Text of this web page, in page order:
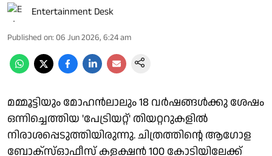
Entertainment Desk
Published on: 06 Jun 2026, 6:24 am
മമ്മൂട്ടിയും മോഹൻലാലും 18 വർഷങ്ങൾക്കു ശേഷം
ഒന്നിച്ചെത്തിയ 'പേട്രിയറ്റ്' തിയറ്ററുകളിൽ
നിരാശപ്പെടുത്തിയിരുന്നു. ചിത്രത്തിന്റെ ആഗോള
ബോക്‌സ്ഓഫീസ് കളക്ഷൻ 100 കോടിയിലേക്ക്